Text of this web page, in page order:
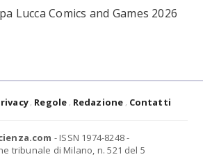
Lucca Comics and Games 2026
Regole Redazione Contatti
- ISSN 1974-8248 -
tribunale di Milano, n. 521 del 5